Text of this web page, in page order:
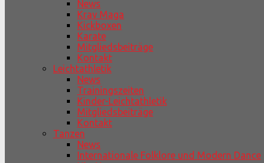
News
Krav Maga
Kickboxen
Karate
Mitgliedsbeiträge
Kontakt
Leichtathletik
News
Trainingszeiten
Kinder-Leichtathletik
Mitgliedsbeiträge
Kontakt
Tanzen
News
Internationale Folklore und Modern Dance